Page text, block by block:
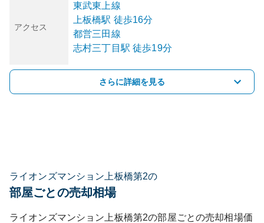
アクセス
東武東上線
上板橋駅 徒歩16分
都営三田線
志村三丁目 駅 徒歩19分
さらに詳細を見る
ライオンズマンション上板橋第2の
部屋ごとの売却相場
ライオンズマンション上板橋第2の部屋ごとの売却相場価